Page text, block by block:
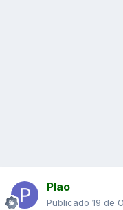
Plao
Publicado 19 de